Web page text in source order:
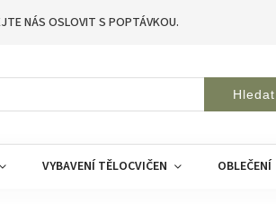
NÁS OSLOVIT S POPTÁVKOU.
Hledat
VYBAVENÍ TĚLOCVIČEN OBLEČENÍ